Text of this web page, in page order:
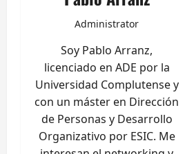
Administrator
Soy Pablo Arranz,
licenciado en ADE por la
Universidad Complutense y
con un máster en Dirección
de Personas y Desarrollo
Organizativo por ESIC. Me